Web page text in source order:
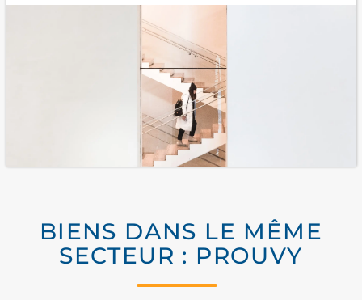
BIENS DANS LE MÊME
SECTEUR : PROUVY